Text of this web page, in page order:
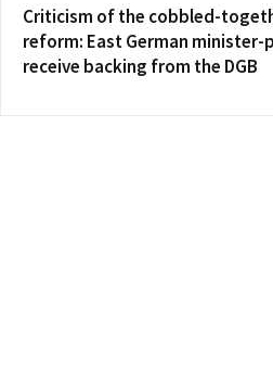
Criticism of the cobbled-
reform: East German minister-
receive backing from the DGB